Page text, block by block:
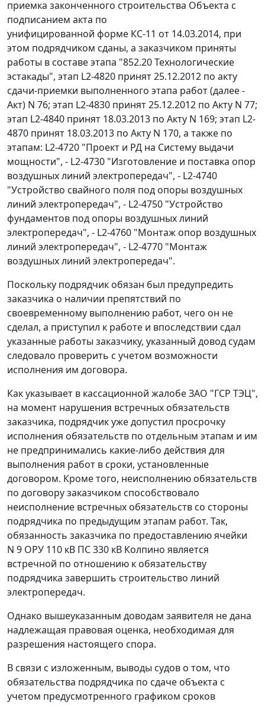
приемка законченного строительства Объекта с
подписанием акта по
унифицированной форме КС-11 от 14.03.2014, при
этом подрядчиком сданы, а заказчиком приняты
работы в составе этапа "852.20 Технологические
эстакады", этап L2-4820 принят 25.12.2012 по акту
сдачи-приемки выполненного этапа работ (далее -
Акт) N 76; этап L2-4830 принят 25.12.2012 по Акту N 77;
этап L2-4840 принят 18.03.2013 по Акту N 169; этап L2-
4870 принят 18.03.2013 по Акту N 170, а также по
этапам: L2-4720 "Проект и РД на Систему выдачи
мощности", - L2-4730 "Изготовление и поставка опор
воздушных линий электропередач", - L2-4740
"Устройство свайного поля под опоры воздушных
линий электропередач", - L2-4750 "Устройство
фундаментов под опоры воздушных линий
электропередач", - L2-4760 "Монтаж опор воздушных
линий электропередач", - L2-4770 "Монтаж
воздушных линий электропередач".
Поскольку подрядчик обязан был предупредить
заказчика о наличии препятствий по
своевременному выполнению работ, чего он не
сделал, а приступил к работе и впоследствии сдал
указанные работы заказчику, указанный довод судам
следовало проверить с учетом возможности
исполнения им договора.
Как указывает в кассационной жалобе ЗАО "ГСР ТЭЦ",
на момент нарушения встречных обязательств
заказчика, подрядчик уже допустил просрочку
исполнения обязательств по отдельным этапам и им
не предпринимались какие-либо действия для
выполнения работ в сроки, установленные
договором. Кроме того, неисполнению обязательств
по договору заказчиком способствовало
неисполнение встречных обязательств со стороны
подрядчика по предыдущим этапам работ. Так,
обязанность заказчика по предоставлению ячейки
N 9 ОРУ 110 кВ ПС 330 кВ Колпино является
встречной по отношению к обязательству
подрядчика завершить строительство линий
электропередач.
Однако вышеуказанным доводам заявителя не дана
надлежащая правовая оценка, необходимая для
разрешения настоящего спора.
В связи с изложенным, выводы судов о том, что
обязательства подрядчика по сдаче объекта с
учетом предусмотренного графиком сроков